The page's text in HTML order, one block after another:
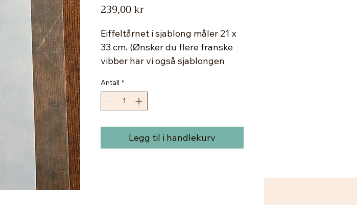
239,00 krPris
Eiffeltårnet i sjablong måler 21 x
33 cm. (Ønsker du flere franske
vibber har vi også sjablongen
er av god kvalitet, laget av plast
som er både bøyelig og solid til
du lenge. Rengjøres i lunket vann.
Se produktet "Leaf & Foil" hvis du
Antall *
Legg til i handlekurv